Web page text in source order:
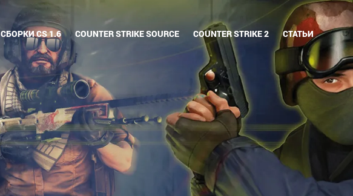
СБОРКИ CS 1.6 COUNTER STRIKE SOURCE COUNTER STRIKE 2 СТАТЬИ